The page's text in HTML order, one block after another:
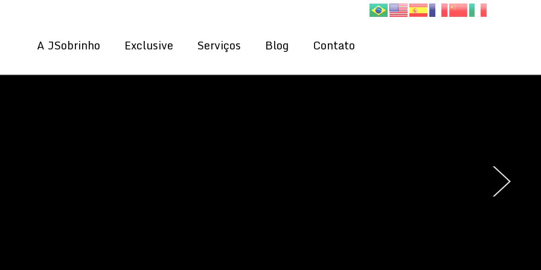
Contato
Blog
Serviços
Exclusive
A JSobrinho
›